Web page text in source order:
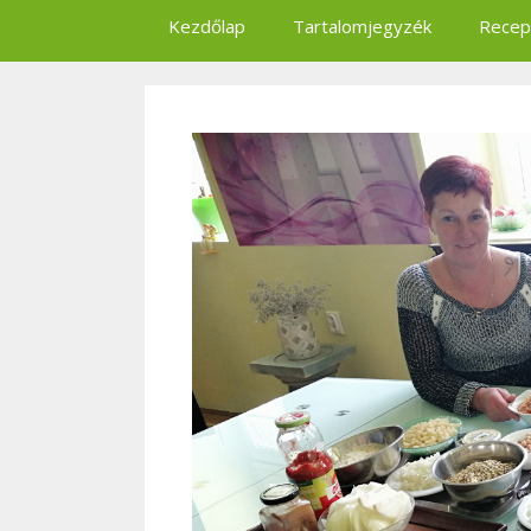
Kezdőlap Tartalomjegyzék